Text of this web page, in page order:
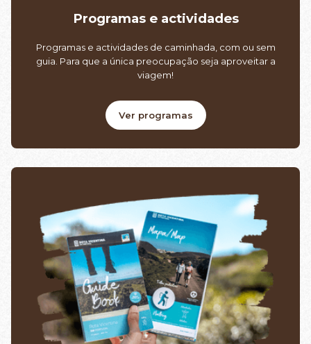
Programas e actividades
Programas e actividades de caminhada, com ou sem
guia. Para que a única preocupação seja aproveitar a
viagem!
Ver programas